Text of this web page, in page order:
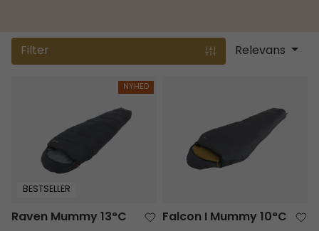
Filter Relevans
NYHED
BESTSELLER
Raven Mummy 13°C Falcon I Mummy 10°C